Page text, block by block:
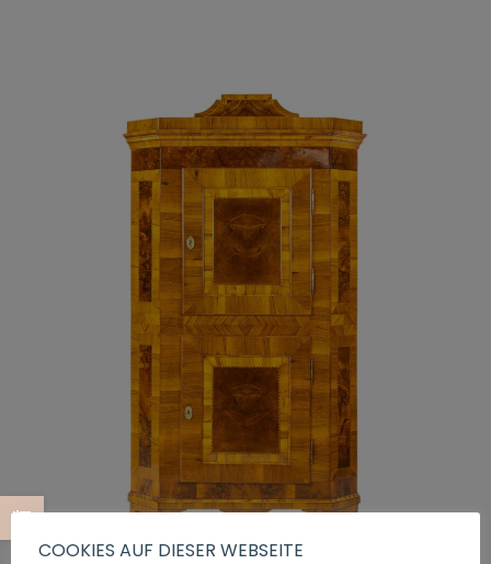
COOKIES AUF DIESER WEBSEITE